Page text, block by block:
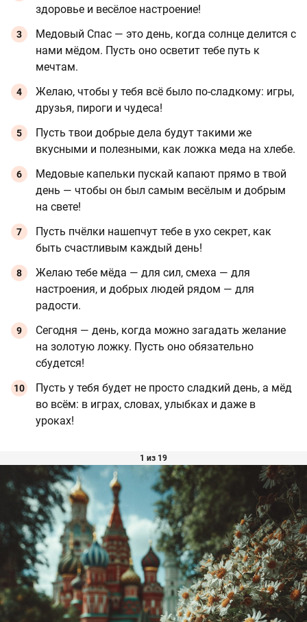
здоровье и весёлое настроение!
Медовый Спас — это день, когда солнце делится с
нами мёдом. Пусть оно осветит тебе путь к
мечтам.
Желаю, чтобы у тебя всё было по-сладкому: игры,
друзья, пироги и чудеса!
Пусть твои добрые дела будут такими же
вкусными и полезными, как ложка меда на хлебе.
Медовые капельки пускай капают прямо в твой
день — чтобы он был самым весёлым и добрым
на свете!
Пусть пчёлки нашепчут тебе в ухо секрет, как
быть счастливым каждый день!
Желаю тебе мёда — для сил, смеха — для
настроения, и добрых людей рядом — для
радости.
Сегодня — день, когда можно загадать желание
на золотую ложку. Пусть оно обязательно
сбудется!
Пусть у тебя будет не просто сладкий день, а мёд
во всём: в играх, словах, улыбках и даже в
уроках!
1 из 19